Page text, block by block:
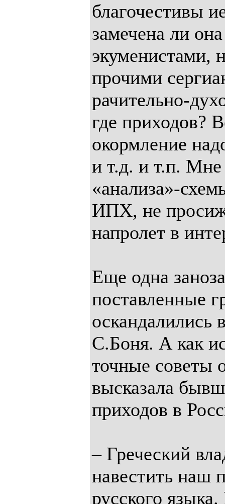
благочестивы
замечена ли
экуменистами,
прочими
рачительно-
где приходов?
окормление
и т.д. и т.п. Мне
«анализа»-
ИПХ, не
напролет в
Еще одна
поставленные
оскандалились
С.Боня. А как
точные советы
высказала
приходов в
– Греческий
навестить наш
русского